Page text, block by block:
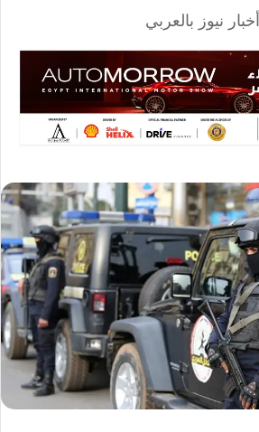
أخبار نيوز بالعربي